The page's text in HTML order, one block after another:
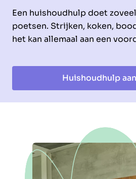
Een huishoudhulp doet
poetsen. Strijken, koken,
het kan allemaal aan een
Huishoudhulp